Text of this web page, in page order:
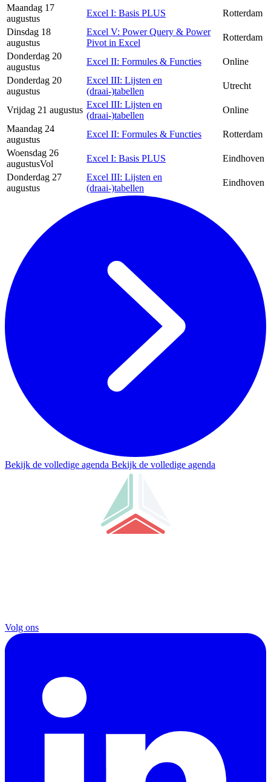
Maandag 17
augustus
Excel I: Basis PLUS
Rotterdam
Dinsdag 18
augustus
Excel V: Power Query & Power
Pivot in Excel
Rotterdam
Donderdag 20
augustus
Excel II: Formules & Functies
Online
Donderdag 20
augustus
Excel III: Lijsten en
(draai-)tabellen
Utrecht
Vrijdag 21 augustus
Excel III: Lijsten en
(draai-)tabellen
Online
Maandag 24
augustus
Excel II: Formules & Functies
Rotterdam
Woensdag 26
augustusVol
Excel I: Basis PLUS
Eindhoven
Donderdag 27
augustus
Excel III: Lijsten en
(draai-)tabellen
Eindhoven
Bekijk de volledige agenda Bekijk de volledige agenda
Volg ons